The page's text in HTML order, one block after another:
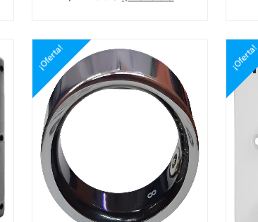
¡Oferta! ¡Oferta!